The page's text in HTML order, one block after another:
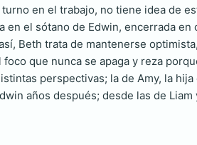
en el trabajo, no tiene idea de
en el sótano de Edwin, encerrada
Beth trata de mantenerse
que nunca se apaga y reza
perspectivas; la de Amy, la
años después; desde las de